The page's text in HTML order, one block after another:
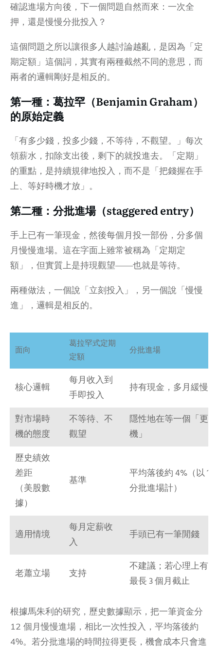
確認進場方向後，下一個問題自然而來：一次全
押，還是慢慢分批投入？
這個問題之所以讓很多人越討論越亂，是因為「定
期定額」這個詞，其實有兩種截然不同的意思，而
兩者的邏輯剛好是相反的。
第一種：葛拉罕（Benjamin Graham）
的原始定義
「有多少錢，投多少錢，不等待，不觀望。」每次
領薪水，扣除支出後，剩下的就投進去。「定期」
的重點，是持續規律地投入，而不是「把錢握在手
上、等好時機才放」。
第二種：分批進場（staggered entry）
手上已有一筆現金，然後每個月投一部份，分多個
月慢慢進場。這在字面上雖常被稱為「定期定
額」，但實質上是持現觀望——也就是等待。
兩種做法，一個說「立刻投入」，另一個說「慢慢
進」，邏輯是相反的。
面向
葛拉罕式定期
定額
分批進場
核心邏輯
每月收入到
手即投入
持有現金，多月緩慢
對市場時
機的態度
不等待、不
觀望
隱性地在等一個「更
機」
歷史績效
差距
（美股數
據）
基準
平均落後約 4%（以 12
分批進場計）
適用情境
每月定薪收
入
手頭已有一筆閒錢
老蕭立場 支持
不建議；若心理上有
最長 3 個月截止
根據馬朱利的研究，歷史數據顯示，把一筆資金分
12 個月慢慢進場，相比一次性投入，平均落後約
4%。若分批進場的時間拉得更長，機會成本只會進